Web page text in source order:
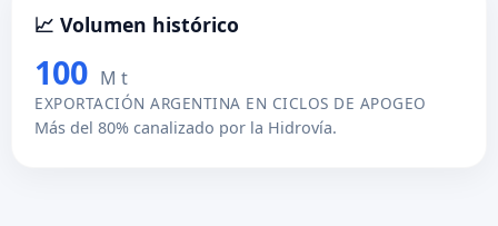
📈 Volumen histórico
100 M t
EXPORTACIÓN ARGENTINA EN CICLOS DE APOGEO
Más del 80% canalizado por la Hidrovía.